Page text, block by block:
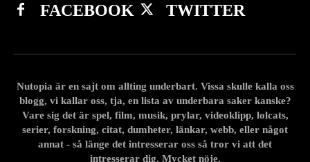
FACEBOOK TWITTER
Nutopia är en sajt om allting underbart. Vissa skulle kalla oss
blogg, vi kallar oss, tja, en lista av underbara saker kanske?
Vare sig det är spel, film, musik, prylar, videoklipp, lolcats,
serier, forskning, citat, dumheter, länkar, webb, eller något
annat - så länge det intresserar oss så tror vi att det
intresserar dig. Mycket nöje.